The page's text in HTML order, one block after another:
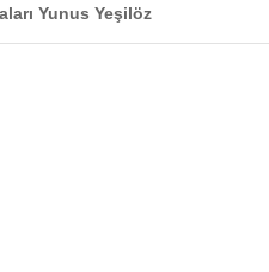
Yunus Yeşilöz